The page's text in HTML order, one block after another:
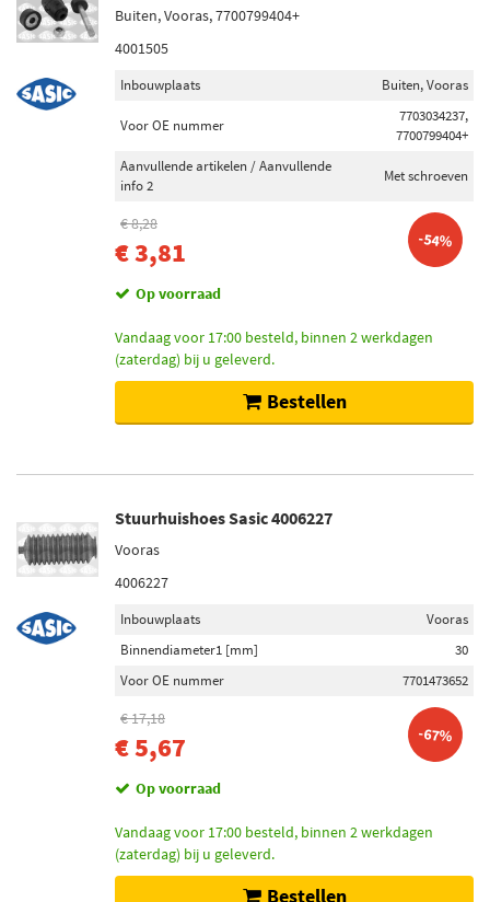
Buiten, Vooras, 7700799404+
4001505
Inbouwplaats Buiten, Vooras
Voor OE nummer
7703034237,
7700799404+
Aanvullende artikelen / Aanvullende
info 2
Met schroeven
€ 8,28
€ 3,81 -54%
Op voorraad
Vandaag voor 17:00 besteld, binnen 2 werkdagen
(zaterdag) bij u geleverd.
Bestellen
Stuurhuishoes Sasic 4006227
Vooras
4006227
Inbouwplaats
Vooras
Binnendiameter1 [mm]
30
Voor OE nummer
7701473652
€ 17,18
€ 5,67 -67%
Op voorraad
Vandaag voor 17:00 besteld, binnen 2 werkdagen
(zaterdag) bij u geleverd.
Bestellen